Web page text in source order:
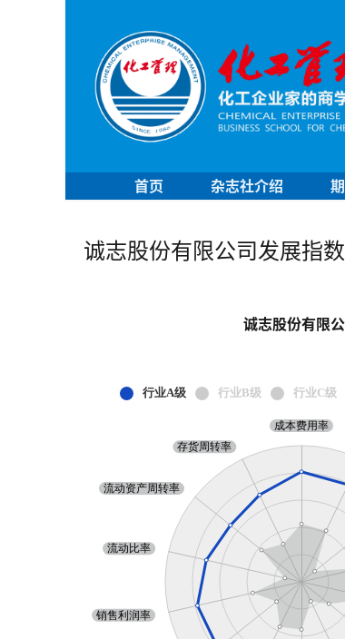
首页 杂志社介绍
诚志股份有限公司发展指数
诚志股份有限